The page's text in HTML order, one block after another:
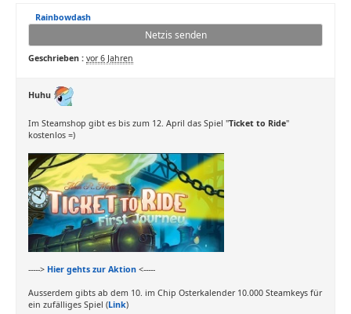
Rainbowdash
Netzis senden
Geschrieben : vor 6 Jahren
Huhu
Im Steamshop gibt es bis zum 12. April das Spiel "Ticket to Ride"
kostenlos =)
-----> Hier gehts zur Aktion <-----
Ausserdem gibts ab dem 10. im Chip Osterkalender 10.000 Steamkeys für
ein zufälliges Spiel (Link)